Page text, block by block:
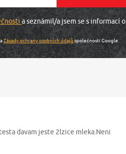
a seznámil/a jsem se s informací o
Zásady ochrany osobních údajůspolečnosti Google.
davam jeste 2lzice mleka.Neni